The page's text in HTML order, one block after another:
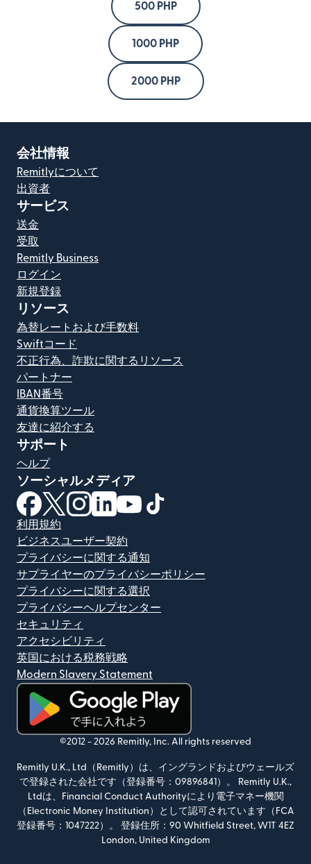
500 PHP
1000 PHP
2000 PHP
会社情報
Remitlyについて
出資者
サービス
送金
受取
Remitly Business
ログイン
新規登録
リソース
為替レートおよび手数料
Swiftコード
不正行為、詐欺に関するリソース
パートナー
IBAN番号
通貨換算ツール
友達に紹介する
サポート
ヘルプ
ソーシャルメディア
（別ウィンドウで開きます）
（別ウィンドウで開きます）
（別ウィンドウで開きます）
（別ウィンドウで開きます）
（別ウィンドウで開きます）
利用規約
ビジネスユーザー契約
プライバシーに関する通知
サプライヤーのプライバシーポリシー
プライバシーに関する選択
プライバシーヘルプセンター
セキュリティ
アクセシビリティ
英国における税務戦略
Modern Slavery Statement
（別ウィンドウで開きます）
©2012 - 2026 Remitly, Inc. All rights reserved
Remitly U.K., Ltd（Remitly）は、イングランドおよびウェールズ
で登録された会社です（登録番号：09896841）。 Remitly U.K.,
Ltdは、Financial Conduct Authorityにより電子マネー機関
（Electronic Money Institution）として認可されています（FCA
登録番号：1047222）。 登録住所：90 Whitfield Street, W1T 4EZ
London, United Kingdom